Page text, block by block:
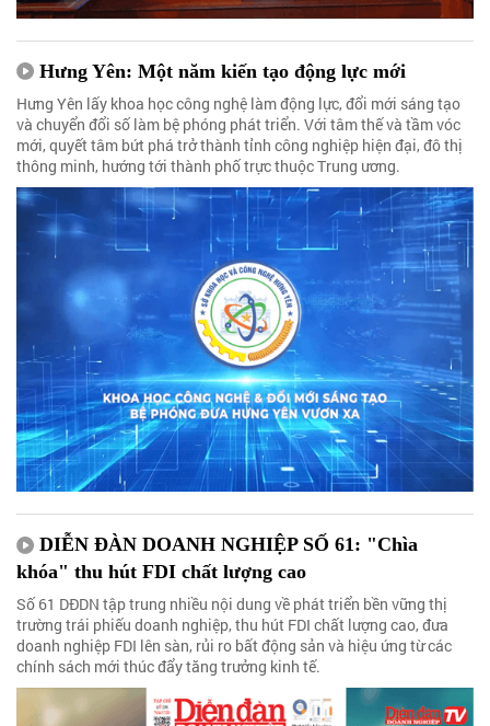
Hưng Yên: Một năm kiến tạo động lực mới
Hưng Yên lấy khoa học công nghệ làm động lực, đổi mới sáng tạo
và chuyển đổi số làm bệ phóng phát triển. Với tâm thế và tầm vóc
mới, quyết tâm bứt phá trở thành tỉnh công nghiệp hiện đại, đô thị
thông minh, hướng tới thành phố trực thuộc Trung ương.
DIỄN ĐÀN DOANH NGHIỆP SỐ 61: "Chìa
khóa" thu hút FDI chất lượng cao
Số 61 DĐDN tập trung nhiều nội dung về phát triển bền vững thị
trường trái phiếu doanh nghiệp, thu hút FDI chất lượng cao, đưa
doanh nghiệp FDI lên sàn, rủi ro bất động sản và hiệu ứng từ các
chính sách mới thúc đẩy tăng trưởng kinh tế.